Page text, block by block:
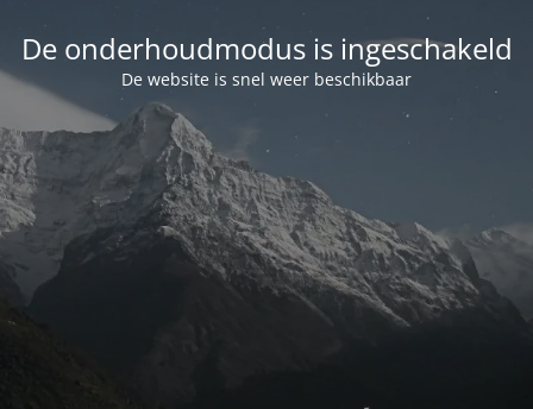
De onderhoudmodus is ingeschakeld
De website is snel weer beschikbaar